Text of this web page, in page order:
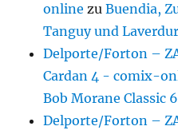
online zuBuendia,
Tanguy und
Delporte/Forton –
Cardan 4 - comix-
Bob Morane Classic 6
Delporte/Forton –